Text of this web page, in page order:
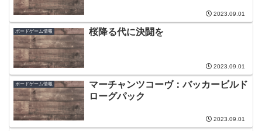
2023.09.01
ボードゲーム情報 桜降る代に決闘を
2023.09.01
ボードゲーム情報
マーチャンツコーヴ：バッカービルド
ローグパック
2023.09.01